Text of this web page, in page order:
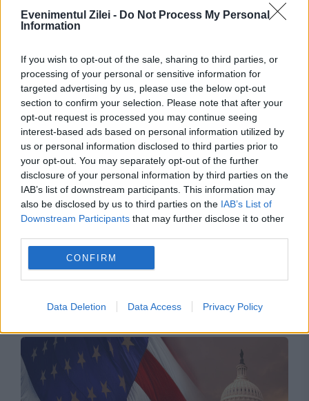
Evenimentul Zilei - Do Not Process My Personal
Information
If you wish to opt-out of the sale, sharing to third parties, or
processing of your personal or sensitive information for
targeted advertising by us, please use the below opt-out
section to confirm your selection. Please note that after your
opt-out request is processed you may continue seeing
interest-based ads based on personal information utilized by
us or personal information disclosed to third parties prior to
your opt-out. You may separately opt-out of the further
disclosure of your personal information by third parties on the
IAB’s list of downstream participants. This information may
also be disclosed by us to third parties on the IAB’s List of
Downstream Participants that may further disclose it to other
CONFIRM
Data Deletion Data Access Privacy Policy
de urgență pentru energie și susține
menținerea centralelor pe cărbune. Critici la
adresa lui Bolojan
INTERNATIONAL
Tensiuni între SUA și Europa. Washingtonul a
vândut euro în secret pentru a salva yenul
japonez, iar BCE reacționează